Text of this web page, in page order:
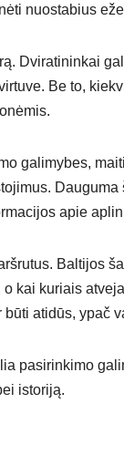
nuostabius
Dviratininkai
Be to,
galimybes,
Dauguma
apie
Baltijos
kai kuriais
atidūs, ypač
pasirinkimo
istoriją.